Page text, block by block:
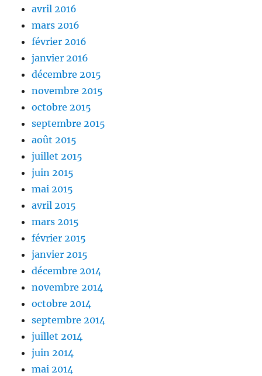
avril 2016
mars 2016
février 2016
janvier 2016
décembre 2015
novembre 2015
octobre 2015
septembre 2015
août 2015
juillet 2015
juin 2015
mai 2015
avril 2015
mars 2015
février 2015
janvier 2015
décembre 2014
novembre 2014
octobre 2014
septembre 2014
juillet 2014
juin 2014
mai 2014